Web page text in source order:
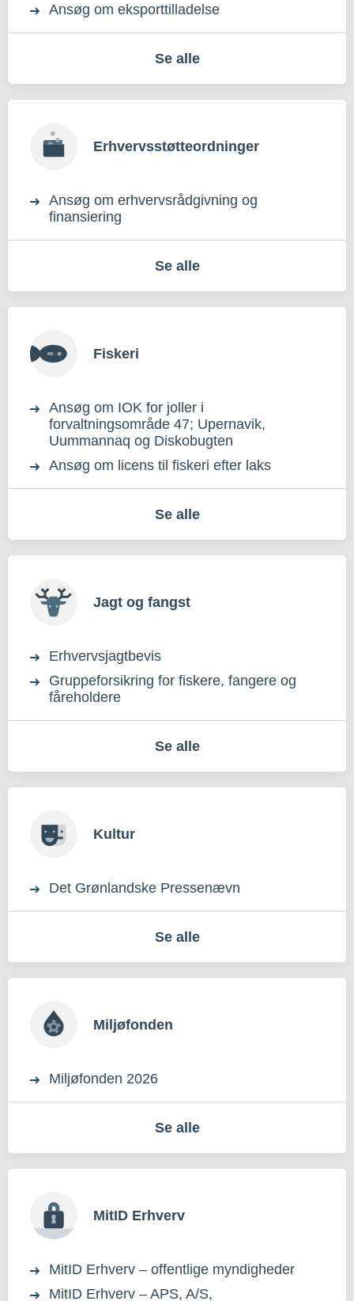
Ansøg om eksporttilladelse
Se alle
Erhvervsstøtteordninger
Ansøg om erhvervsrådgivning og
finansiering
Se alle
Fiskeri
Ansøg om IOK for joller i
forvaltningsområde 47; Upernavik,
Uummannaq og Diskobugten
Ansøg om licens til fiskeri efter laks
Se alle
Jagt og fangst
Erhvervsjagtbevis
Gruppeforsikring for fiskere, fangere og
fåreholdere
Se alle
Kultur
Det Grønlandske Pressenævn
Se alle
Miljøfonden
Miljøfonden 2026
Se alle
MitID Erhverv
MitID Erhverv – offentlige myndigheder
MitID Erhverv – APS, A/S,